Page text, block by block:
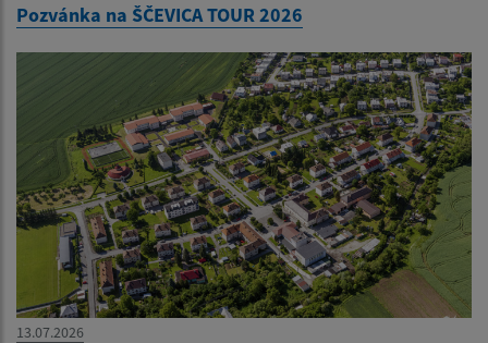
Pozvánka na ŠČEVICA TOUR 2026
13.07.2026